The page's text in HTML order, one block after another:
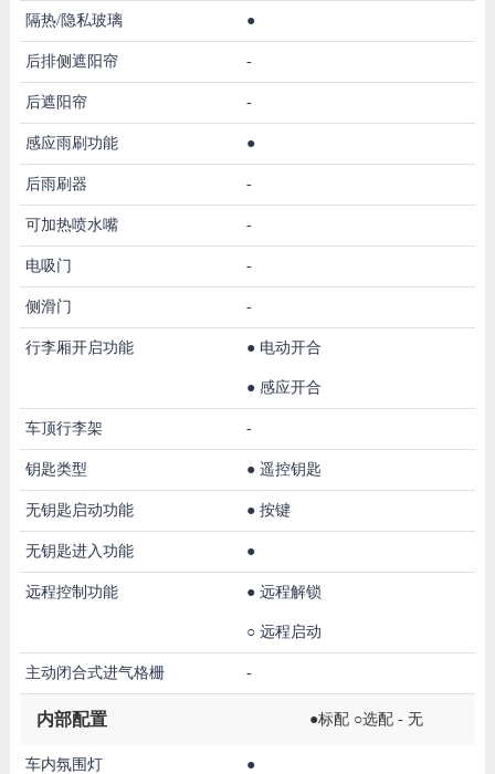
隔热/隐私玻璃 ●
后排侧遮阳帘 -
后遮阳帘 -
感应雨刷功能 ●
后雨刷器 -
可加热喷水嘴 -
电吸门 -
侧滑门 -
行李厢开启功能 ● 电动开合
● 感应开合
车顶行李架 -
钥匙类型 ● 遥控钥匙
无钥匙启动功能 ● 按键
无钥匙进入功能 ●
远程控制功能 ● 远程解锁
○ 远程启动
主动闭合式进气格栅 -
内部配置 ●标配 ○选配 - 无
车内氛围灯 ●